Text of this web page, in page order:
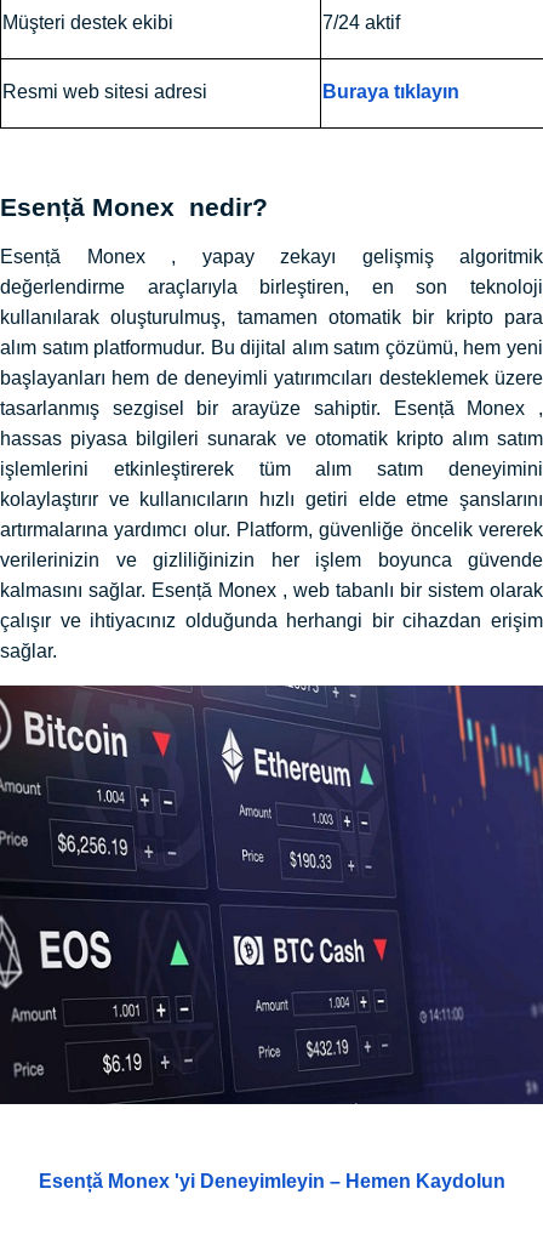
Müşteri destek ekibi 7/24 aktif
Resmi web sitesi adresi Buraya tıklayın
Esență Monex nedir?
Esență Monex , yapay zekayı gelişmiş algoritmik
değerlendirme araçlarıyla birleştiren, en son teknoloji
kullanılarak oluşturulmuş, tamamen otomatik bir kripto para
alım satım platformudur. Bu dijital alım satım çözümü, hem yeni
başlayanları hem de deneyimli yatırımcıları desteklemek üzere
tasarlanmış sezgisel bir arayüze sahiptir. Esență Monex ,
hassas piyasa bilgileri sunarak ve otomatik kripto alım satım
işlemlerini etkinleştirerek tüm alım satım deneyimini
kolaylaştırır ve kullanıcıların hızlı getiri elde etme şanslarını
artırmalarına yardımcı olur. Platform, güvenliğe öncelik vererek
verilerinizin ve gizliliğinizin her işlem boyunca güvende
kalmasını sağlar. Esență Monex , web tabanlı bir sistem olarak
çalışır ve ihtiyacınız olduğunda herhangi bir cihazdan erişim
sağlar.
Esență Monex 'yi Deneyimleyin – Hemen Kaydolun